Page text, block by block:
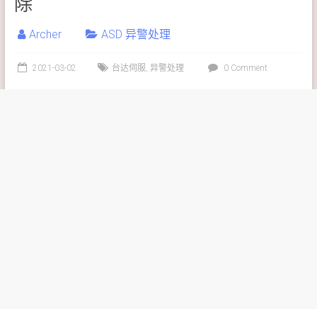
Archer ASD 异警处理
2021-03-02 台达伺服, 异警处理 0 Comment